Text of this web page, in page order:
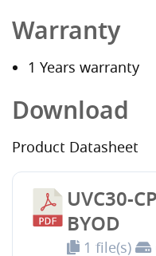
Warranty
1 Years warranty
Download
Product Datasheet
UVC30-
BYOD
1 file(s)